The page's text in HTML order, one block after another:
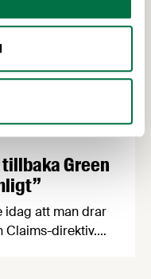
Green
idag att man drar
Claims-direktiv.